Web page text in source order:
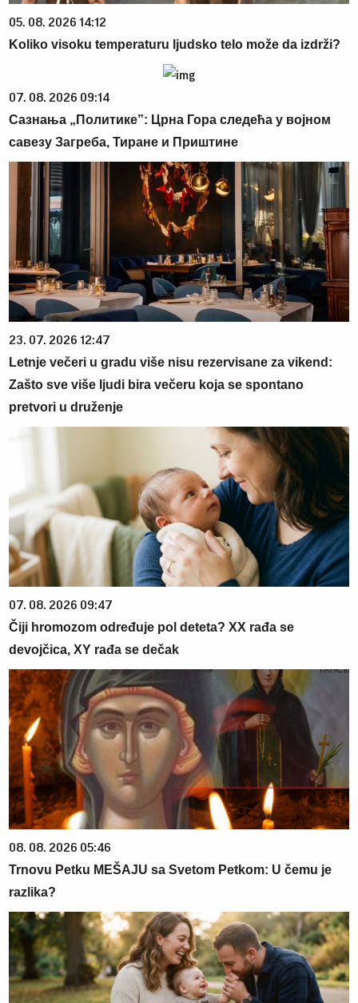
05. 08. 2026 14:12
Koliko visoku temperaturu ljudsko telo može da izdrži?
07. 08. 2026 09:14
Сазнања „Политике”: Црна Гора следећа у војном
савезу Загреба, Тиране и Приштине
23. 07. 2026 12:47
Letnje večeri u gradu više nisu rezervisane za vikend:
Zašto sve više ljudi bira večeru koja se spontano
pretvori u druženje
07. 08. 2026 09:47
Čiji hromozom određuje pol deteta? XX rađa se
devojčica, XY rađa se dečak
08. 08. 2026 05:46
Trnovu Petku MEŠAJU sa Svetom Petkom: U čemu je
razlika?